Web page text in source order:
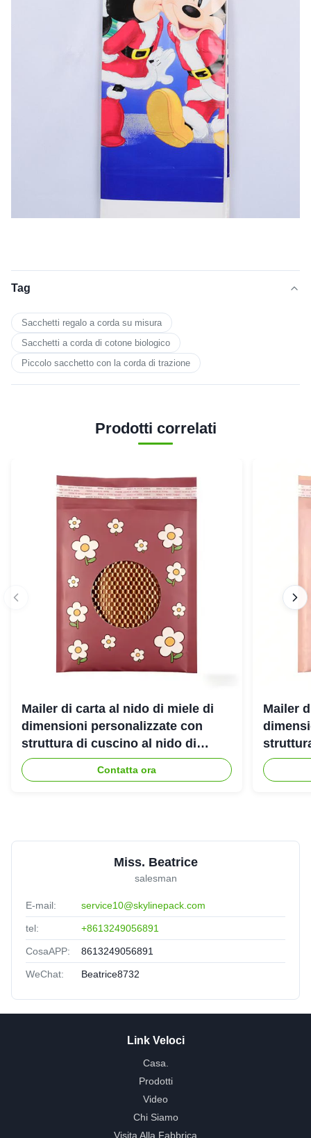
Tag
Sacchetti regalo a corda su misura
Sacchetti a corda di cotone biologico
Piccolo sacchetto con la corda di trazione
Prodotti correlati
Mailer di carta al nido di miele di
dimensioni personalizzate con
struttura di cuscino al nido di
miele riciclabile al 100% per
imballaggi ecologicamente
Contatta ora
Mailer
miele
Miss. Beatrice
salesman
E-mail: service10@skylinepack.com
tel: +8613249056891
CosaAPP: 8613249056891
WeChat: Beatrice8732
Link Veloci
Casa.
Prodotti
Video
Chi Siamo
Visita Alla Fabbrica